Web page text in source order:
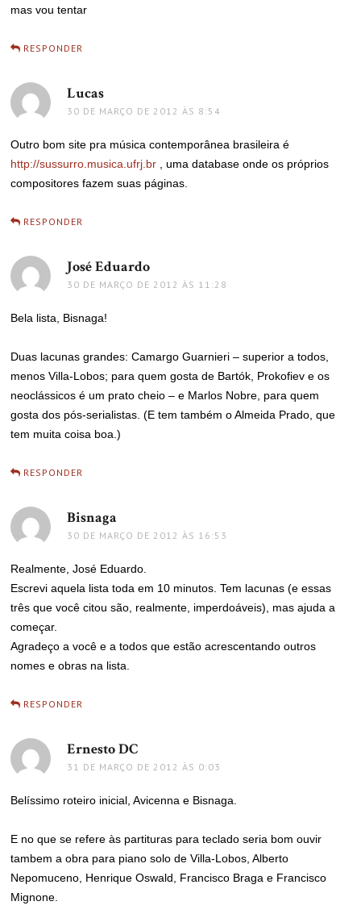
mas vou tentar
RESPONDER
Lucas
30 DE MARÇO DE 2012 ÀS 8:54
Outro bom site pra música contemporânea brasileira é
http://sussurro.musica.ufrj.br , uma database onde os próprios
compositores fazem suas páginas.
RESPONDER
José Eduardo
30 DE MARÇO DE 2012 ÀS 11:28
Bela lista, Bisnaga!
Duas lacunas grandes: Camargo Guarnieri – superior a todos,
menos Villa-Lobos; para quem gosta de Bartók, Prokofiev e os
neoclássicos é um prato cheio – e Marlos Nobre, para quem
gosta dos pós-serialistas. (E tem também o Almeida Prado, que
tem muita coisa boa.)
RESPONDER
Bisnaga
30 DE MARÇO DE 2012 ÀS 16:53
Realmente, José Eduardo.
Escrevi aquela lista toda em 10 minutos. Tem lacunas (e essas
três que você citou são, realmente, imperdoáveis), mas ajuda a
começar.
Agradeço a você e a todos que estão acrescentando outros
nomes e obras na lista.
RESPONDER
Ernesto DC
31 DE MARÇO DE 2012 ÀS 0:03
Belíssimo roteiro inicial, Avicenna e Bisnaga.
E no que se refere às partituras para teclado seria bom ouvir
tambem a obra para piano solo de Villa-Lobos, Alberto
Nepomuceno, Henrique Oswald, Francisco Braga e Francisco
Mignone.